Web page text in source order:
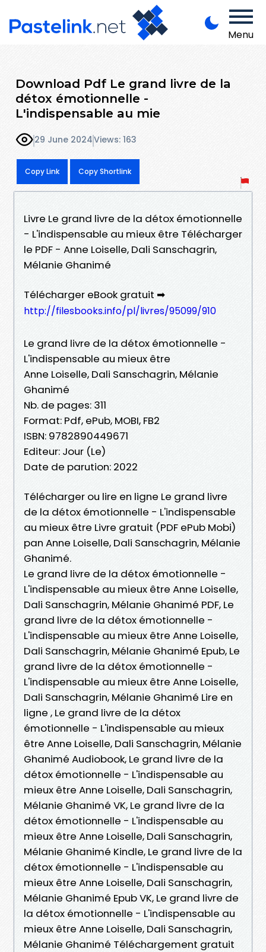
Menu
Download Pdf Le grand livre de la
détox émotionnelle -
L'indispensable au mie
29 June 2024Views: 163
Copy Link Copy Shortlink
Livre Le grand livre de la détox émotionnelle
- L'indispensable au mieux être Télécharger
le PDF - Anne Loiselle, Dali Sanschagrin,
Mélanie Ghanimé
Télécharger eBook gratuit ➡
http://filesbooks.info/pl/livres/95099/910
Le grand livre de la détox émotionnelle -
L'indispensable au mieux être
Anne Loiselle, Dali Sanschagrin, Mélanie
Ghanimé
Nb. de pages: 311
Format: Pdf, ePub, MOBI, FB2
ISBN: 9782890449671
Editeur: Jour (Le)
Date de parution: 2022
Télécharger ou lire en ligne Le grand livre
de la détox émotionnelle - L'indispensable
au mieux être Livre gratuit (PDF ePub Mobi)
pan Anne Loiselle, Dali Sanschagrin, Mélanie
Ghanimé.
Le grand livre de la détox émotionnelle -
L'indispensable au mieux être Anne Loiselle,
Dali Sanschagrin, Mélanie Ghanimé PDF, Le
grand livre de la détox émotionnelle -
L'indispensable au mieux être Anne Loiselle,
Dali Sanschagrin, Mélanie Ghanimé Epub, Le
grand livre de la détox émotionnelle -
L'indispensable au mieux être Anne Loiselle,
Dali Sanschagrin, Mélanie Ghanimé Lire en
ligne , Le grand livre de la détox
émotionnelle - L'indispensable au mieux
être Anne Loiselle, Dali Sanschagrin, Mélanie
Ghanimé Audiobook, Le grand livre de la
détox émotionnelle - L'indispensable au
mieux être Anne Loiselle, Dali Sanschagrin,
Mélanie Ghanimé VK, Le grand livre de la
détox émotionnelle - L'indispensable au
mieux être Anne Loiselle, Dali Sanschagrin,
Mélanie Ghanimé Kindle, Le grand livre de la
détox émotionnelle - L'indispensable au
mieux être Anne Loiselle, Dali Sanschagrin,
Mélanie Ghanimé Epub VK, Le grand livre de
la détox émotionnelle - L'indispensable au
mieux être Anne Loiselle, Dali Sanschagrin,
Mélanie Ghanimé Téléchargement gratuit